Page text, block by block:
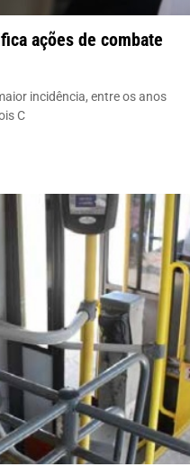
ações de combate
incidência, entre os anos
C